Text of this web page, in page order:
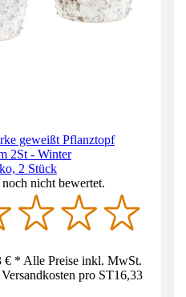
geweißt Pflanztopf
2St - Winter
2 Stück
nicht bewertet.
* Alle Preise inkl. MwSt.
pro ST16,33